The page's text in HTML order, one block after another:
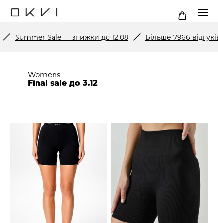
Summer Sale — знижки до 12.08 Більше 7966
Final sale до 3.12
Womens